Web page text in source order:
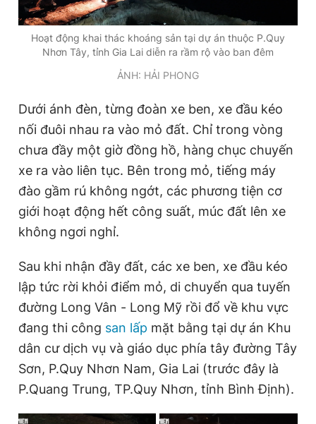
Tổng biên tập: Nguyễn Ngọc Toàn
Phó tổng biên tập thường trực: Hải Thành
Phó tổng biên tập: Lâm Hiếu Dũng
Phó tổng biên tập: Trần Việt Hưng
Tổng thư ký tòa soạn: Đức Trung
Giấy phép xuất bản số 110/GP - BTTTT cấp ngày 24.3.2020
chép dưới mọi hình thức nếu không có sự chấp thuận bằng văn
bản. Phát triển bởi ePi Technologies, JSC.
Hoạt động khai thác khoáng sản tại dự án thuộc P.Quy
Nhơn Tây, tỉnh Gia Lai diễn ra rầm rộ vào ban đêm
ẢNH: HẢI PHONG
Dưới ánh đèn, từng đoàn xe ben, xe đầu kéo
nối đuôi nhau ra vào mỏ đất. Chỉ trong vòng
chưa đầy một giờ đồng hồ, hàng chục chuyến
xe ra vào liên tục. Bên trong mỏ, tiếng máy
đào gầm rú không ngớt, các phương tiện cơ
giới hoạt động hết công suất, múc đất lên xe
không ngơi nghỉ.
Sau khi nhận đầy đất, các xe ben, xe đầu kéo
lập tức rời khỏi điểm mỏ, di chuyển qua tuyến
đường Long Vân - Long Mỹ rồi đổ về khu vực
đang thi công san lấp mặt bằng tại dự án Khu
dân cư dịch vụ và giáo dục phía tây đường Tây
Sơn, P.Quy Nhơn Nam, Gia Lai (trước đây là
P.Quang Trung, TP.Quy Nhơn, tỉnh Bình Định).